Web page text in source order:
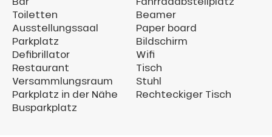
Toiletten
Ausstellungssaal
Parkplatz
Defibrillator
Restaurant
Versammlungsraum
Parkplatz in der Nähe
Busparkplatz
Beamer
Paper board
Bildschirm
Wifi
Tisch
Stuhl
Rechteckiger Tisch